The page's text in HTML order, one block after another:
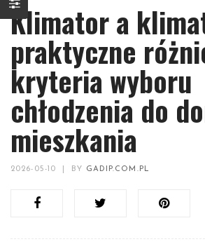
Klimator a
praktyczne
kryteria wyboru
chłodzenia do
mieszkania
2026-05-10 BY GADIP.COM.PL